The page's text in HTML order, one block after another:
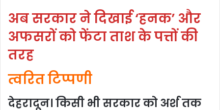
अब सरकार ने दिखाई ‘हनक’ और
अफसरों को फेंटा ताश के पत्तों की
तरह
त्वरित टिप्पणी
देहरादून। किसी भी सरकार को अर्श तक